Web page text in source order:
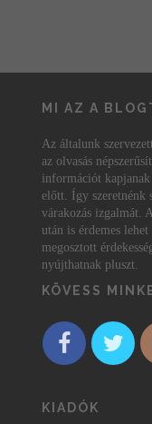
MI AZ A
Az általunk
az olvasás
információt
előtt. Így szeretnénk
várakozás izgalmát.
után is érdemes
megosztott
nyújthatnak pluszt.
KÖVESS
KIADÓK